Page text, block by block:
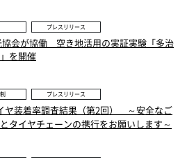
プレスリリース
協会が協働 空き地活用の実証実験「多治
を開催
プレスリリース
ヤ装着率調査結果（第2回） ～安全なご
タイヤチェーンの携行をお願いします～